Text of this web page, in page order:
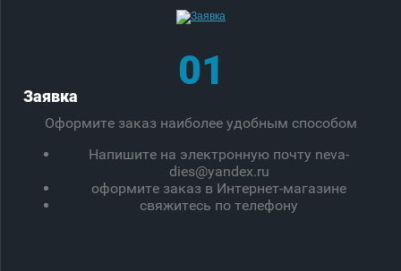
01
Заявка
Оформите заказ наиболее удобным способом
Напишите на электронную почту neva-
dies@yandex.ru
оформите заказ в Интернет-магазине
свяжитесь по телефону